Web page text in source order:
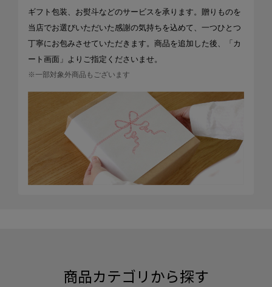
ギフト包装、お熨斗などのサービスを承ります。贈りものを
当店でお選びいただいた感謝の気持ちを込めて、一つひとつ
丁寧にお包みさせていただきます。商品を追加した後、「カ
ート画面」よりご指定くださいませ。
※一部対象外商品もございます
商品カテゴリから探す